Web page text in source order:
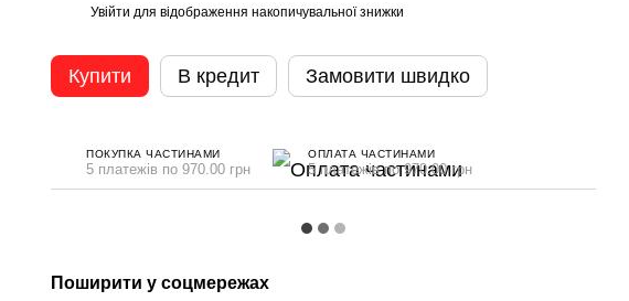
Увійти для відображення накопичувальної знижки
Купити В кредит Замовити швидко
ПОКУПКА ЧАСТИНАМИ
5 платежів по 970.00 грн
ОПЛАТА ЧАСТИНАМИ
5 платежів по 970.00 грн
Поширити у соцмережах